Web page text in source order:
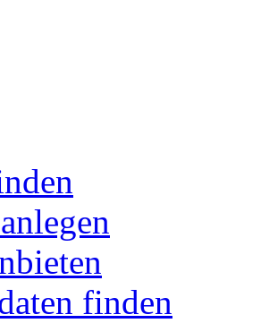
finden